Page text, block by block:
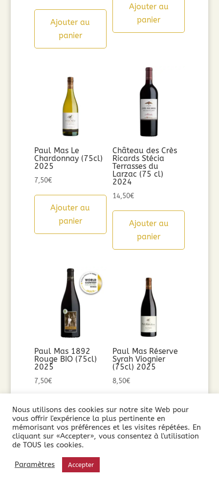
Ajouter au
panier
Ajouter au
panier
Paul Mas Le
Chardonnay (75cl)
2025
7,50€
Ajouter au
panier
Château des Crès
Ricards Stécia
Terrasses du
Larzac (75 cl)
2024
14,50€
Ajouter au
panier
Paul Mas 1892
Rouge BIO (75cl)
2025
7,50€
Ajouter au
panier
Paul Mas Réserve
Syrah Viognier
(75cl) 2025
8,50€
Ajouter au
panier
Nous utilisons des cookies sur notre site Web pour
vous offrir l'expérience la plus pertinente en
mémorisant vos préférences et les visites répétées. En
cliquant sur «Accepter», vous consentez à l'utilisation
de TOUS les cookies.
Paramètres Accepter